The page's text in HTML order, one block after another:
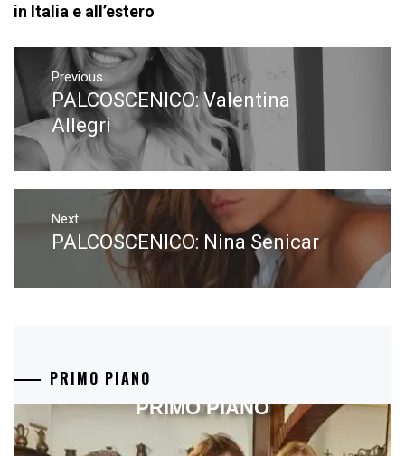
in Italia e all’estero
Navigazione
articoli
Previous
Previous
post:
PALCOSCENICO: Valentina
Allegri
Next
Next
PALCOSCENICO: Nina Senicar
PRIMO PIANO
PRIMO PIANO